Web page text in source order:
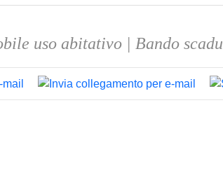
uso abitativo | Bando